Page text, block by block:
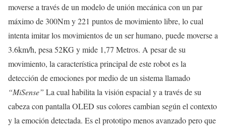
moverse a través de un modelo de unión mecánica con un par
máximo de 300Nm y 221 puntos de movimiento libre, lo cual
intenta imitar los movimientos de un ser humano, puede moverse a
3.6km/h, pesa 52KG y mide 1,77 Metros. A pesar de su
movimiento, la característica principal de este robot es la
detección de emociones por medio de un sistema llamado
“MiSense” La cual habilita la visión espacial y a través de su
cabeza con pantalla OLED sus colores cambian según el contexto
y la emoción detectada. Es el prototipo menos avanzado pero que